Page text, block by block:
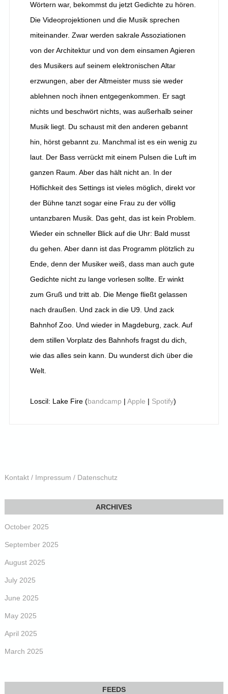
Wörtern war, bekommst du jetzt Gedichte zu hören.
Die Videoprojektionen und die Musik sprechen
miteinander. Zwar werden sakrale Assoziationen
von der Architektur und von dem einsamen Agieren
des Musikers auf seinem elektronischen Altar
erzwungen, aber der Altmeister muss sie weder
ablehnen noch ihnen entgegenkommen. Er sagt
nichts und beschwört nichts, was außerhalb seiner
Musik liegt. Du schaust mit den anderen gebannt
hin, hörst gebannt zu. Manchmal ist es ein wenig zu
laut. Der Bass verrückt mit einem Pulsen die Luft im
ganzen Raum. Aber das hält nicht an. In der
Höflichkeit des Settings ist vieles möglich, direkt vor
der Bühne tanzt sogar eine Frau zu der völlig
untanzbaren Musik. Das geht, das ist kein Problem.
Wieder ein schneller Blick auf die Uhr: Bald musst
du gehen. Aber dann ist das Programm plötzlich zu
Ende, denn der Musiker weiß, dass man auch gute
Gedichte nicht zu lange vorlesen sollte. Er winkt
zum Gruß und tritt ab. Die Menge fließt gelassen
nach draußen. Und zack in die U9. Und zack
Bahnhof Zoo. Und wieder in Magdeburg, zack. Auf
dem stillen Vorplatz des Bahnhofs fragst du dich,
wie das alles sein kann. Du wunderst dich über die
Welt.
Loscil: Lake Fire (bandcamp | Apple | Spotify)
Kontakt / Impressum / Datenschutz
October 2025
September 2025
August 2025
July 2025
June 2025
May 2025
April 2025
March 2025